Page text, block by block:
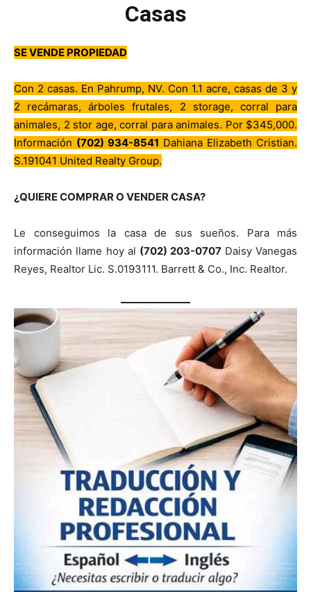
Casas
SE VENDE PROPIEDAD
Con 2 casas. En Pahrump, NV. Con 1.1 acre, casas de 3 y
2 recámaras, árboles frutales, 2 storage, corral para
animales, 2 stor age, corral para animales. Por $345,000.
Información (702) 934-8541 Dahiana Elizabeth Cristian.
S.191041 United Realty Group.
¿QUIERE COMPRAR O VENDER CASA?
Le conseguimos la casa de sus sueños. Para más
información llame hoy al (702) 203-0707 Daisy Vanegas
Reyes, Realtor Lic. S.0193111. Barrett & Co., Inc. Realtor.